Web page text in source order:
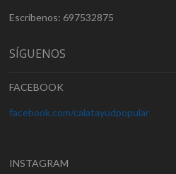
Escríbenos: 697532875
SÍGUENOS
FACEBOOK
facebook.com/calatayudpopular
INSTAGRAM